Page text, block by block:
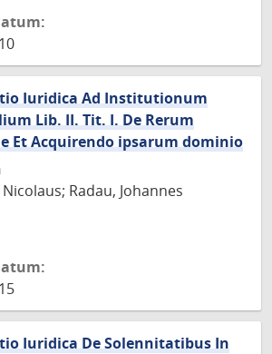
Iuridica Ad Institutionum
Lib. II. Tit. I. De Rerum
Et Acquirendo ipsarum dominio
Radau, Johannes
Iuridica De Solennitatibus In